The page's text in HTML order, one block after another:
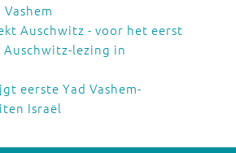
Auschwitz - voor het eerst
Auschwitz-lezing in
eerste Yad Vashem-
Israël